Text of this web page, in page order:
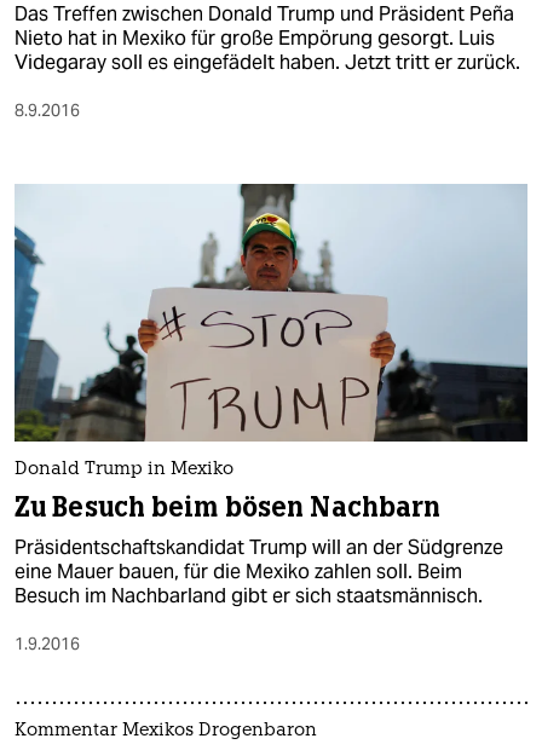
Das Treffen zwischen Donald Trump und Präsident Peña
Nieto hat in Mexiko für große Empörung gesorgt. Luis
Videgaray soll es eingefädelt haben. Jetzt tritt er zurück.
8.9.2016
Donald Trump in Mexiko
Zu Besuch beim bösen Nachbarn
Präsidentschaftskandidat Trump will an der Südgrenze
eine Mauer bauen, für die Mexiko zahlen soll. Beim
Besuch im Nachbarland gibt er sich staatsmännisch.
1.9.2016
Kommentar Mexikos Drogenbaron